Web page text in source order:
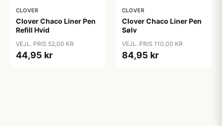
CLOVER
Clover Chaco Liner Pen
Refill Hvid
VEJL. PRIS 52,00 KR
44,95 kr
CLOVER
Clover Chaco Liner Pen
Sølv
VEJL. PRIS 110,00 KR
84,95 kr